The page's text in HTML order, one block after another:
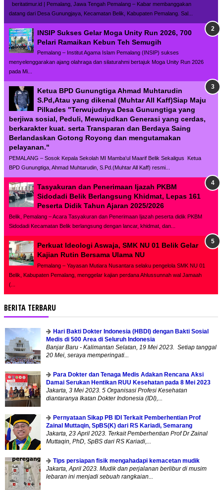
beritatimur.id | Pemalang, Jawa Tengah Pemalang – Kabar membanggakan
datang dari Desa Gunungjaya, Kecamatan Belik, Kabupaten Pemalang. Sal...
INSIP Sukses Gelar Moga Unity Run 2026, 700
Pelari Ramaikan Kebun Teh Semugih
Pemalang – Institut Agama Islam Pemalang (INSIP) sukses
menyelenggarakan ajang olahraga dan silaturahmi bertajuk Moga Unity Run 2026
pada Mi...
Ketua BPD Gunungtiga Ahmad Muhtarudin
S.Pd,Atau yang dikenal (Muhtar All Kaff)Siap Maju
Pilkades "Terwujudnya Desa Gunungtiga yang
berjiwa sosial, Peduli, Mewujudkan Generasi yang cerdas,
berkarakter kuat. serta Transparan dan Berdaya Saing
Berlandaskan Gotong Royong dan mengutamakan
pelayanan."
PEMALANG – Sosok Kepala Sekolah MI Mamba'ul Maarif Belik Sekaligus Ketua
BPD Gunungtiga, Ahmad Muhtarudin, S.Pd.(Muhtar All Kaff) resmi...
Tasyakuran dan Penerimaan Ijazah PKBM
Sidodadi Belik Berlangsung Khidmat, Lepas 161
Peserta Didik Tahun Ajaran 2025/2026
Belik, Pemalang – Acara Tasyakuran dan Penerimaan Ijazah peserta didik PKBM
Sidodadi Kecamatan Belik berlangsung dengan lancar, khidmat, dan...
Perkuat Ideologi Aswaja, SMK NU 01 Belik Gelar
Kajian Rutin Bersama Ulama NU
Pemalang – Yayasan Mutiara Nusantara selaku pengelola SMK NU 01
Belik, Kabupaten Pemalang, menggelar kajian perdana Ahlussunnah wal Jamaah
(...
BERITA TERBARU
Hari Bakti Dokter Indonesia (HBDI) dengan Bakti Sosial
Medis di 500 Area di Seluruh Indonesia
Banjar Baru - Kalimantan Selatan, 19 Mei 2023. Setiap tanggal
20 Mei, seraya memperingati...
Para Dokter dan Tenaga Medis Adakan Rencana Aksi
Damai Serukan Hentikan RUU Kesehatan pada 8 Mei 2023
Jakarta, 3 Mei 2023. 5 Organisasi Profesi Kesehatan
diantaranya Ikatan Dokter Indonesia (IDI),...
Pernyataan Sikap PB IDI Terkait Pemberhentian Prof
Zainal Muttaqin, SpBS(K) dari RS Kariadi, Semarang
Jakarta, 23 April 2023. Terkait Pemberhentian Prof Dr Zainal
Muttaqin, PhD, SpBS dari RS Kariadi,...
Tips persiapan fisik mengahadapi kemacetan mudik
Jakarta, April 2023. Mudik dan perjalanan berlibur di musim
lebaran ini menjadi sebuah rangkaian...